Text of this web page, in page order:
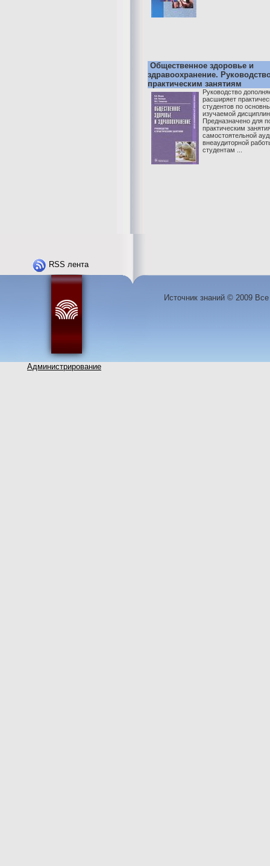
Общественное здоровье и
здравоохранение.
практическим занятиям
Руководство
расширяет
студентов по
изучаемой
Предназначено для
практическим
самостоятельной
внеаудиторной
студентам ...
RSS лента
Администрирование
Источник знаний © 2009